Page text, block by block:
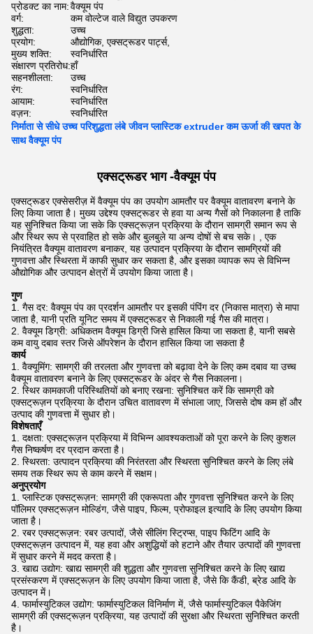
प्रोडक्ट का नाम:वैक्यूम पंप
वर्ग:
कम वोल्टेज वाले विद्युत उपकरण
शुद्धता:
उच्च
प्रयोग:
औद्योगिक, एक्सट्रूडर पार्ट्स,
मुख्य शक्ति:
स्वनिर्धारित
संक्षारण प्रतिरोध:हाँ
सहनशीलता:
उच्च
रंग:
स्वनिर्धारित
आयाम:
स्वनिर्धारित
वज़न:
स्वनिर्धारित
निर्माता से सीधे उच्च परिशुद्धता लंबे जीवन प्लास्टिक extruder कम ऊर्जा की खपत के
साथ वैक्यूम पंप
एक्सट्रूडर भाग -वैक्यूम पंप
एक्सट्रूडर एक्सेसरीज़ में वैक्यूम पंप का उपयोग आमतौर पर वैक्यूम वातावरण बनाने के
लिए किया जाता है। मुख्य उद्देश्य एक्सट्रूडर से हवा या अन्य गैसों को निकालना है ताकि
यह सुनिश्चित किया जा सके कि एक्सट्रूज़न प्रक्रिया के दौरान सामग्री समान रूप से
और स्थिर रूप से प्रवाहित हो सके और बुलबुले या अन्य दोषों से बच सके। , एक
नियंत्रित वैक्यूम वातावरण बनाकर, यह उत्पादन प्रक्रिया के दौरान सामग्रियों की
गुणवत्ता और स्थिरता में काफी सुधार कर सकता है, और इसका व्यापक रूप से विभिन्न
औद्योगिक और उत्पादन क्षेत्रों में उपयोग किया जाता है।
गुण
गैस दर: वैक्यूम पंप का प्रदर्शन आमतौर पर इसकी पंपिंग दर (निकास मात्रा) से मापा
जाता है, यानी प्रति यूनिट समय में एक्सट्रूडर से निकाली गई गैस की मात्रा।
वैक्यूम डिग्री: अधिकतम वैक्यूम डिग्री जिसे हासिल किया जा सकता है, यानी सबसे
कम वायु दबाव स्तर जिसे ऑपरेशन के दौरान हासिल किया जा सकता है
कार्य
वैक्यूमिंग: सामग्री की तरलता और गुणवत्ता को बढ़ावा देने के लिए कम दबाव या उच्च
वैक्यूम वातावरण बनाने के लिए एक्सट्रूडर के अंदर से गैस निकालना।
स्थिर कामकाजी परिस्थितियों को बनाए रखना: सुनिश्चित करें कि सामग्री को
एक्सट्रूज़न प्रक्रिया के दौरान उचित वातावरण में संभाला जाए, जिससे दोष कम हों और
उत्पाद की गुणवत्ता में सुधार हो।
विशेषताएँ
दक्षता: एक्सट्रूज़न प्रक्रिया में विभिन्न आवश्यकताओं को पूरा करने के लिए कुशल
गैस निष्कर्षण दर प्रदान करता है।
स्थिरता: उत्पादन प्रक्रिया की निरंतरता और स्थिरता सुनिश्चित करने के लिए लंबे
समय तक स्थिर रूप से काम करने में सक्षम।
अनुप्रयोग
प्लास्टिक एक्सट्रूज़न: सामग्री की एकरूपता और गुणवत्ता सुनिश्चित करने के लिए
पॉलिमर एक्सट्रूज़न मोल्डिंग, जैसे पाइप, फिल्म, प्रोफाइल इत्यादि के लिए उपयोग किया
जाता है।
रबर एक्सट्रूज़न: रबर उत्पादों, जैसे सीलिंग स्ट्रिप्स, पाइप फिटिंग आदि के
एक्सट्रूज़न उत्पादन में, यह हवा और अशुद्धियों को हटाने और तैयार उत्पादों की गुणवत्ता
में सुधार करने में मदद करता है।
खाद्य उद्योग: खाद्य सामग्री की शुद्धता और गुणवत्ता सुनिश्चित करने के लिए खाद्य
प्रसंस्करण में एक्सट्रूज़न के लिए उपयोग किया जाता है, जैसे कि कैंडी, ब्रेड आदि के
उत्पादन में।
फार्मास्युटिकल उद्योग: फार्मास्युटिकल विनिर्माण में, जैसे फार्मास्युटिकल पैकेजिंग
सामग्री की एक्सट्रूज़न प्रक्रिया, यह उत्पादों की सुरक्षा और स्थिरता सुनिश्चित करती
है।